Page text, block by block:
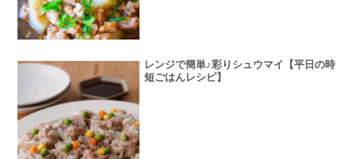
レンジで簡単♪彩りシュウマイ【平日の時
短ごはんレシピ】